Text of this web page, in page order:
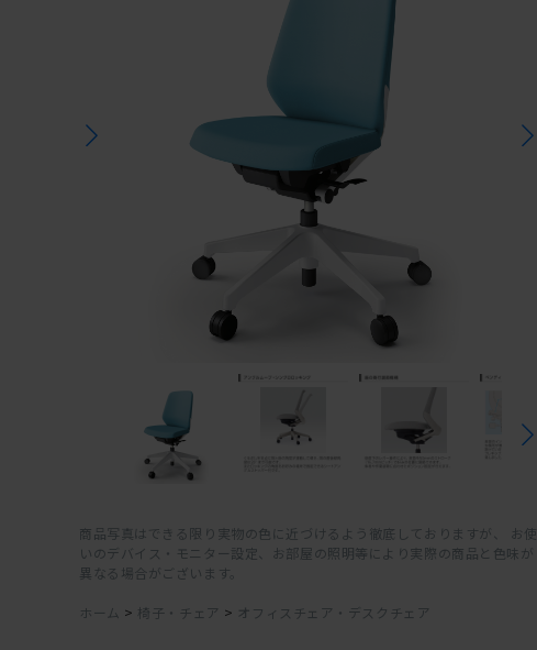
商品写真はできる限り実物の色に近づけるよう徹底しておりますが、 お使
いのデバイス・モニター設定、お部屋の照明等により実際の商品と色味が
異なる場合がございます。
ホーム > 椅子・チェア > オフィスチェア・デスクチェア